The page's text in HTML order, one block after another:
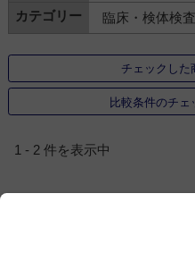
臨床・検体検
チェックした
比較条件のチェ
1 - 2 件を表示中